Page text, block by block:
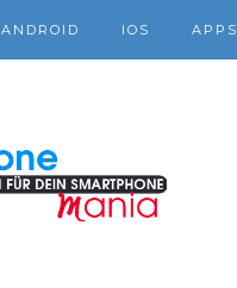
ANDROID IOS APPS